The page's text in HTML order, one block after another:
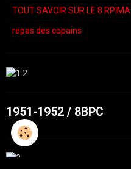
TOUT SAVOIR SUR LE 8 RPIMA
repas des copains
1951-1952 / 8BPC